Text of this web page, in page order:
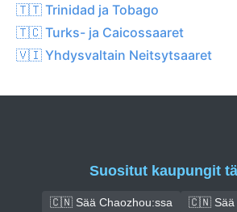
🇹🇹 Trinidad ja Tobago
🇹🇨 Turks- ja Caicossaaret
🇻🇮 Yhdysvaltain Neitsytsaaret
Suositut kaupungit
🇨🇳 Sää Chaozhou:ssa
🇨🇳 Sää